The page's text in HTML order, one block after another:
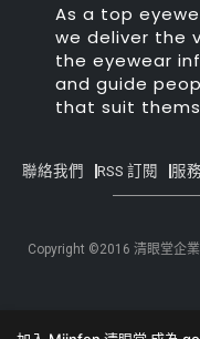
As a top
we deliver the
the eyewear
and guide
that suit
聯絡我們 RSS 訂閱 服
Copyright ©2016 清眼堂企